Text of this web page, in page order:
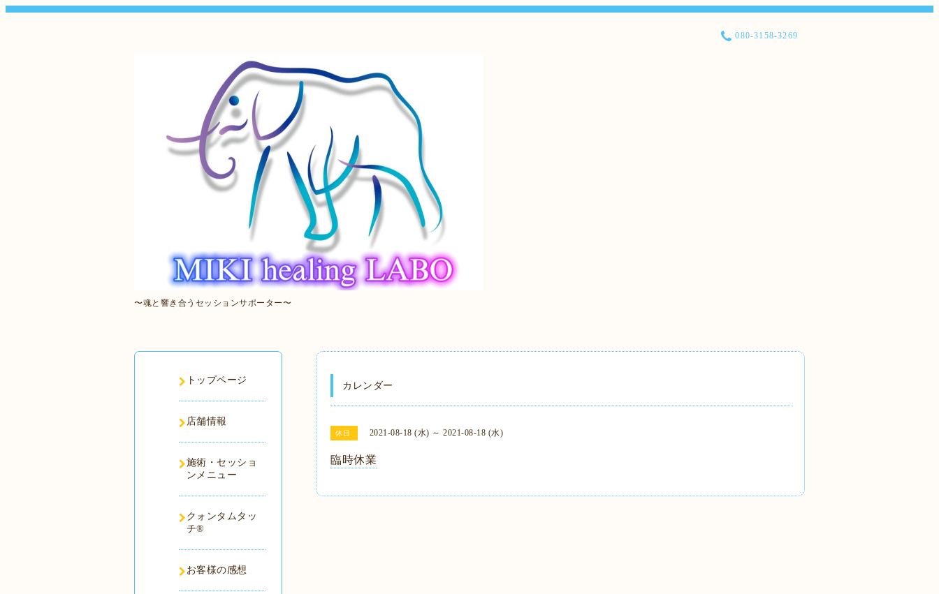
〜魂と響き合うセッションサポーター〜
080-3158-3269
カレンダー
休日 2021-08-18 (水) ～ 2021-08-18 (水)
臨時休業
トップページ
店舗情報
施術・セッショ
ンメニュー
クォンタムタッ
チ®️
お客様の感想